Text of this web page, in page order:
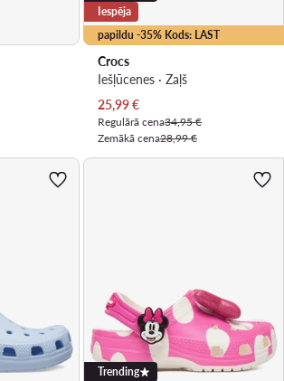
papildu -35% Kods: LAST
Iespēja
Crocs
Iešļūcenes · Zaļš
Pašreizējā cena
25,99€
Regulārā cena34,95 €
Zemākā cena28,99 €
Trending